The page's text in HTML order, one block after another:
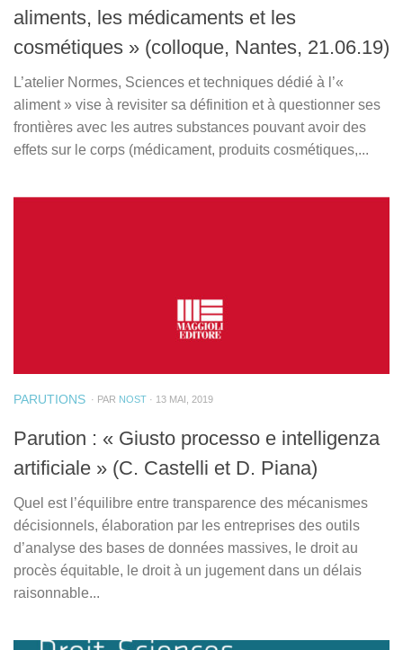
aliments, les médicaments et les
cosmétiques » (colloque, Nantes, 21.06.19)
L’atelier Normes, Sciences et techniques dédié à l’«
aliment » vise à revisiter sa définition et à questionner ses
frontières avec les autres substances pouvant avoir des
effets sur le corps (médicament, produits cosmétiques,...
PARUTIONS · PAR NOST · 13 MAI, 2019
Parution : « Giusto processo e intelligenza
artificiale » (C. Castelli et D. Piana)
Quel est l’équilibre entre transparence des mécanismes
décisionnels, élaboration par les entreprises des outils
d’analyse des bases de données massives, le droit au
procès équitable, le droit à un jugement dans un délais
raisonnable...